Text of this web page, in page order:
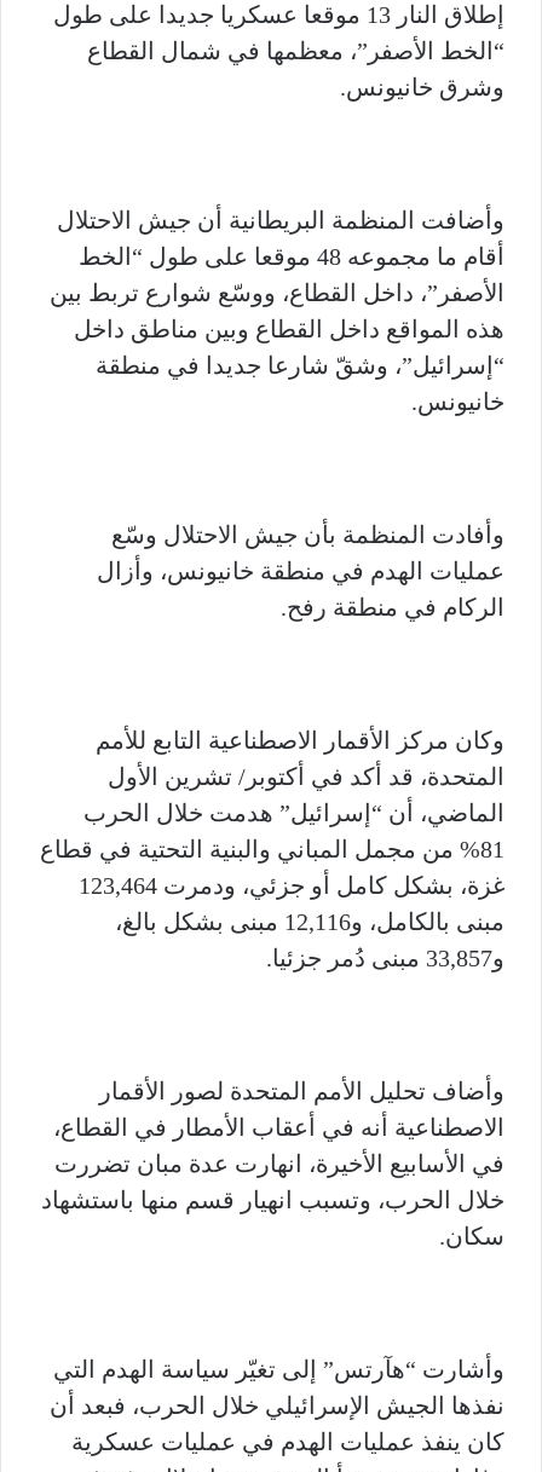
إطلاق النار 13 موقعا عسكريا جديدا على طول
“الخط الأصفر”، معظمها في شمال القطاع
وشرق خانيونس.
وأضافت المنظمة البريطانية أن جيش الاحتلال
أقام ما مجموعه 48 موقعا على طول “الخط
الأصفر”، داخل القطاع، ووسّع شوارع تربط بين
هذه المواقع داخل القطاع وبين مناطق داخل
“إسرائيل”، وشقّ شارعا جديدا في منطقة
خانيونس.
وأفادت المنظمة بأن جيش الاحتلال وسّع
عمليات الهدم في منطقة خانيونس، وأزال
الركام في منطقة رفح.
وكان مركز الأقمار الاصطناعية التابع للأمم
المتحدة، قد أكد في أكتوبر/ تشرين الأول
الماضي، أن “إسرائيل” هدمت خلال الحرب
81% من مجمل المباني والبنية التحتية في قطاع
غزة، بشكل كامل أو جزئي، ودمرت 123,464
مبنى بالكامل، و12,116 مبنى بشكل بالغ،
و33,857 مبنى دُمر جزئيا.
وأضاف تحليل الأمم المتحدة لصور الأقمار
الاصطناعية أنه في أعقاب الأمطار في القطاع،
في الأسابيع الأخيرة، انهارت عدة مبان تضررت
خلال الحرب، وتسبب انهيار قسم منها باستشهاد
سكان.
وأشارت “هآرتس” إلى تغيّر سياسة الهدم التي
نفذها الجيش الإسرائيلي خلال الحرب، فبعد أن
كان ينفذ عمليات الهدم في عمليات عسكرية